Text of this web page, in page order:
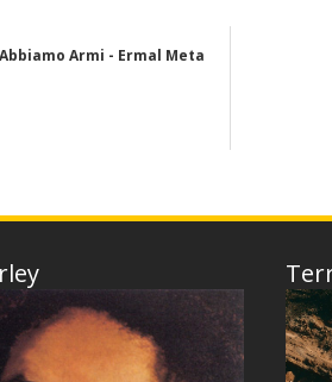
Armi - Ermal Meta